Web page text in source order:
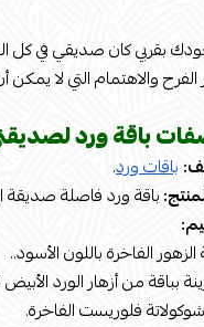
بقربي كان صديقي في كل
والاهتمام التي لا يمكن
باقة ورد
باقات ورد.
باقة ورد فاصلة صديقة
الفاخرة باللون الأسود..
بباقة من أزهار الورد الأبيض
فلوريست الفاخرة.